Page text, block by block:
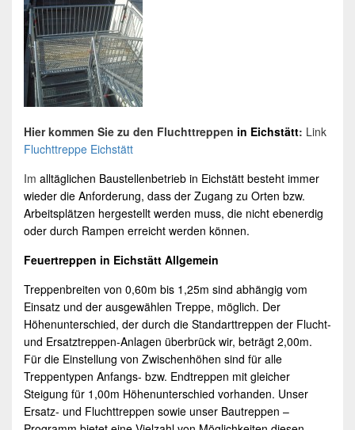
Hier kommen Sie zu den Fluchttreppen in Eichstätt: Link
Fluchttreppe Eichstätt
Im alltäglichen Baustellenbetrieb in Eichstätt besteht immer
wieder die Anforderung, dass der Zugang zu Orten bzw.
Arbeitsplätzen hergestellt werden muss, die nicht ebenerdig
oder durch Rampen erreicht werden können.
Feuertreppen in Eichstätt Allgemein
Treppenbreiten von 0,60m bis 1,25m sind abhängig vom
Einsatz und der ausgewählen Treppe, möglich. Der
Höhenunterschied, der durch die Standarttreppen der Flucht-
und Ersatztreppen-Anlagen überbrück wir, beträgt 2,00m.
Für die Einstellung von Zwischenhöhen sind für alle
Treppentypen Anfangs- bzw. Endtreppen mit gleicher
Steigung für 1,00m Höhenunterschied vorhanden. Unser
Ersatz- und Fluchttreppen sowie unser Bautreppen –